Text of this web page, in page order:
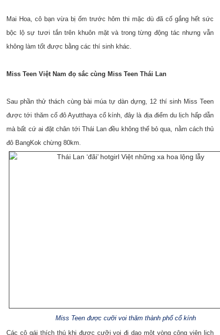
Mai Hoa, cô bạn vừa bị ốm trước hôm thi mặc dù đã cố gắng hết sức
bộc lộ sự tươi tắn trên khuôn mặt và trong từng động tác nhưng vẫn
không làm tốt được bằng các thí sinh khác.
Miss Teen Việt Nam đọ sắc cùng Miss Teen Thái Lan
Sau phần thử thách cùng bài múa tự dàn dựng, 12 thí sinh Miss Teen
được tới thăm cố đô Ayutthaya cổ kính, đây là địa điểm du lịch hấp dẫn
mà bất cứ ai đặt chân tới Thái Lan đều không thể bỏ qua, nằm cách thủ
đô BangKok chừng 80km.
Miss Teen được cưỡi voi thăm thành phố cổ kính
Các cô gái thích thú khi được cưỡi voi đi dạo một vòng công viên lịch